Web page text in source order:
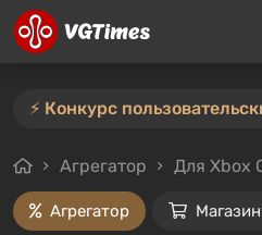
Агрегатор Для Xbox
Агрегатор